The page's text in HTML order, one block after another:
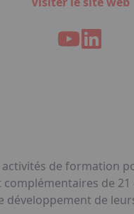
de formation
de
de